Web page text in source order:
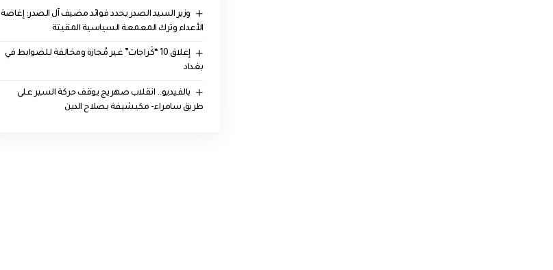
وزير السيد الصدر يحدد فوائد مضيف آل الصدر: إغاضة
الأعداء وترك المعمعة السياسية المقيتة
إغلاق 10 “كَراجات” غير مُجازة ومخالفة للضوابط في
بغداد
بالفيديو.. انقلاب صهريج يوقف حركة السير على
طريق سامراء- مكيشيفة بصلاح الدين